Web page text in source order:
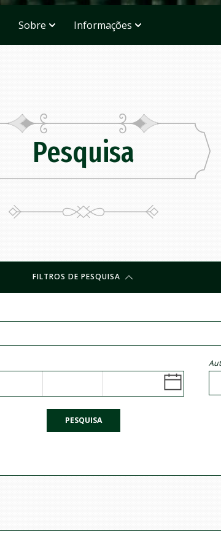
Sobre Informações
Pesquisa
FILTROS DE PESQUISA
PESQUISA